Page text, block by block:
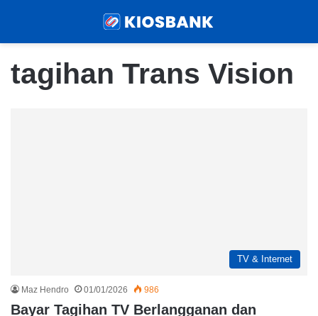
tagihan Trans Vision
TV & Internet
Maz Hendro 01/01/2026 986
Bayar Tagihan TV Berlangganan dan